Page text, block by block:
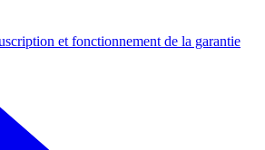
et fonctionnement de la garantie